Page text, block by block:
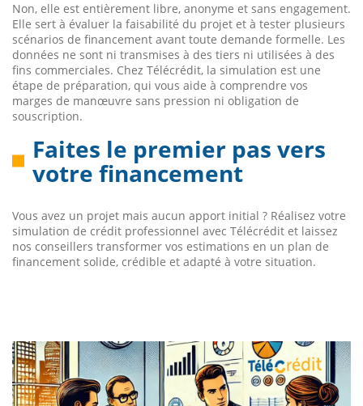
Non, elle est entièrement libre, anonyme et sans engagement.
Elle sert à évaluer la faisabilité du projet et à tester plusieurs
scénarios de financement avant toute demande formelle. Les
données ne sont ni transmises à des tiers ni utilisées à des
fins commerciales. Chez Télécrédit, la simulation est une
étape de préparation, qui vous aide à comprendre vos
marges de manœuvre sans pression ni obligation de
souscription.
Faites le premier pas vers
votre financement
Vous avez un projet mais aucun apport initial ? Réalisez votre
simulation de crédit professionnel avec Télécrédit et laissez
nos conseillers transformer vos estimations en un plan de
financement solide, crédible et adapté à votre situation.